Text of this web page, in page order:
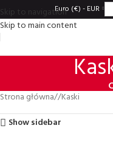
Skip to navigation
Skip to main content
Euro (€) - EUR
Strona główna/ Kaski
Show sidebar